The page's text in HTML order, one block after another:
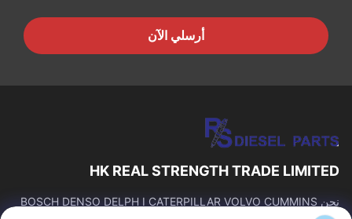
أرسلي الآن
HK REAL STRENGTH TRADE LIMITED
نحن BOSCH DENSO DELPH I CATERPILLAR VOLVO CUMMINS